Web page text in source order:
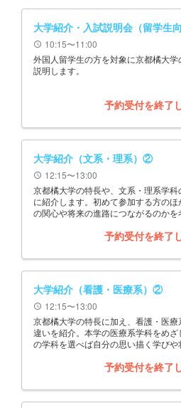
大学紹介・入試説明会（留学生向
schedule 10:15〜11:00
外国人留学生の方を対象に京都橘大
説明します。
予約受付を終了
大学紹介（文系・理系）②
schedule 12:15〜13:00
京都橘大学の特長や、文系・理系学
に紹介します。初めて参加する方の
の関心や将来の進路につながるのか
予約受付を終了
大学紹介（看護・医療系）②
schedule 12:15〜13:00
京都橘大学の特長に加え、看護・医
違いを紹介。本学の医療系学科をめ
の学科を選べば自分の思い描く学び
予約受付を終了